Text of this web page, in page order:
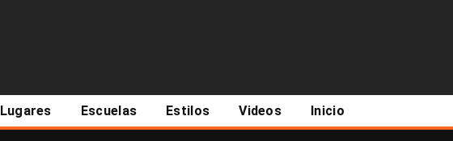
Lugares Escuelas Estilos Videos Inicio